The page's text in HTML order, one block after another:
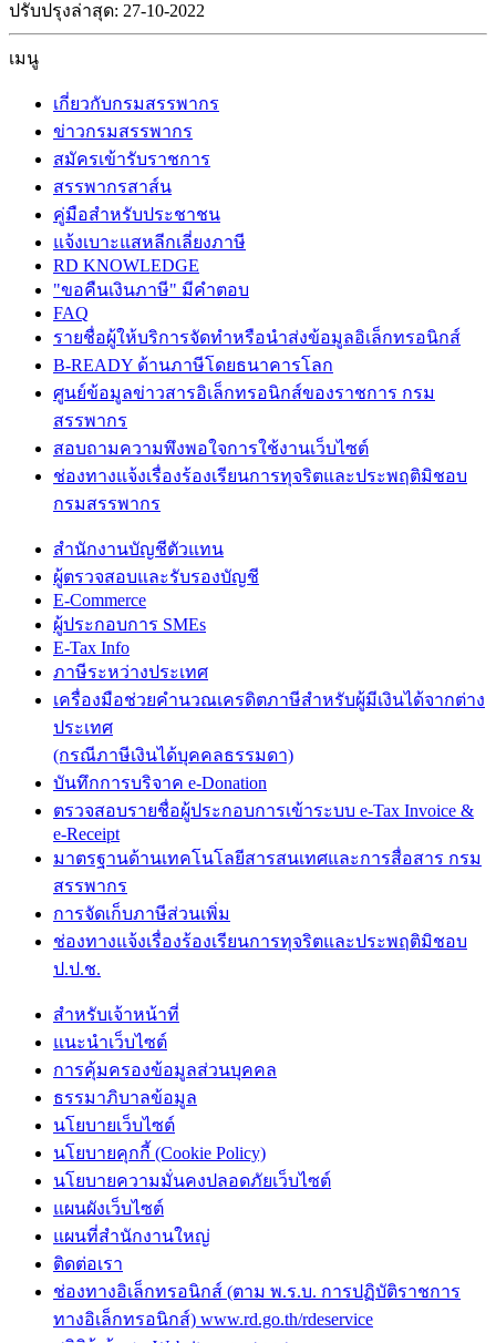
ปรับปรุงล่าสุด: 27-10-2022
เมนู
เกี่ยวกับกรมสรรพากร
ข่าวกรมสรรพากร
สมัครเข้ารับราชการ
สรรพากรสาส์น
คู่มือสำหรับประชาชน
แจ้งเบาะแสหลีกเลี่ยงภาษี
RD KNOWLEDGE
"ขอคืนเงินภาษี" มีคำตอบ
FAQ
รายชื่อผู้ให้บริการจัดทำหรือนำส่งข้อมูลอิเล็กทรอนิกส์
B-READY ด้านภาษีโดยธนาคารโลก
ศูนย์ข้อมูลข่าวสารอิเล็กทรอนิกส์ของราชการ กรม
สรรพากร
สอบถามความพึงพอใจการใช้งานเว็บไซต์
ช่องทางแจ้งเรื่องร้องเรียนการทุจริตและประพฤติมิชอบ
กรมสรรพากร
สำนักงานบัญชีตัวแทน
ผู้ตรวจสอบและรับรองบัญชี
E-Commerce
ผู้ประกอบการ SMEs
E-Tax Info
ภาษีระหว่างประเทศ
เครื่องมือช่วยคำนวณเครดิตภาษีสำหรับผู้มีเงินได้จากต่าง
ประเทศ
(กรณีภาษีเงินได้บุคคลธรรมดา)
บันทึกการบริจาค e-Donation
ตรวจสอบรายชื่อผู้ประกอบการเข้าระบบ e-Tax Invoice &
e-Receipt
มาตรฐานด้านเทคโนโลยีสารสนเทศและการสื่อสาร กรม
สรรพากร
การจัดเก็บภาษีส่วนเพิ่ม
ช่องทางแจ้งเรื่องร้องเรียนการทุจริตและประพฤติมิชอบ
ป.ป.ช.
สำหรับเจ้าหน้าที่
แนะนำเว็บไซต์
การคุ้มครองข้อมูลส่วนบุคคล
ธรรมาภิบาลข้อมูล
นโยบายเว็บไซต์
นโยบายคุกกี้ (Cookie Policy)
นโยบายความมั่นคงปลอดภัยเว็บไซต์
แผนผังเว็บไซต์
แผนที่สำนักงานใหญ่
ติดต่อเรา
ช่องทางอิเล็กทรอนิกส์ (ตาม พ.ร.บ. การปฏิบัติราชการ
ทางอิเล็กทรอนิกส์) www.rd.go.th/rdeservice